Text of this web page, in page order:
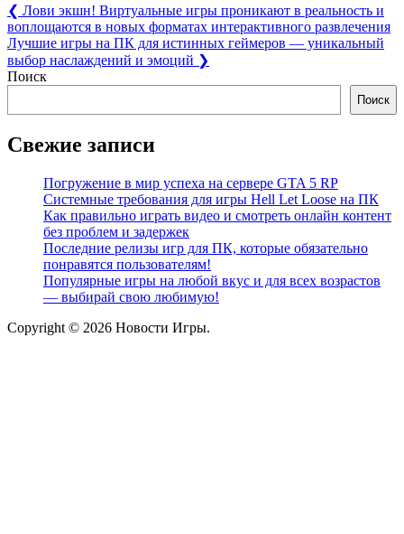
Навигация
по
записям
❮ Previous
Post:
Лови экшн! Виртуальные игры проникают в реальность и
воплощаются в новых форматах интерактивного развлечения
Next
Post:
Лучшие игры на ПК для истинных геймеров — уникальный
выбор наслаждений и эмоций ❯
Поиск
Поиск
Свежие записи
Погружение в мир успеха на сервере GTA 5 RP
Системные требования для игры Hell Let Loose на ПК
Как правильно играть видео и смотреть онлайн контент
без проблем и задержек
Последние релизы игр для ПК, которые обязательно
понравятся пользователям!
Популярные игры на любой вкус и для всех возрастов
— выбирай свою любимую!
Copyright © 2026 Новости Игры.